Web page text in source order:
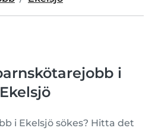
i
Ekelsjö
i Ekelsjö sökes? Hitta det